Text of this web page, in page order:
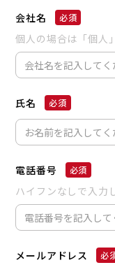
会社名
個人の場合は「個人
氏名
電話番号
ハイフンなしで入力
メールアドレス